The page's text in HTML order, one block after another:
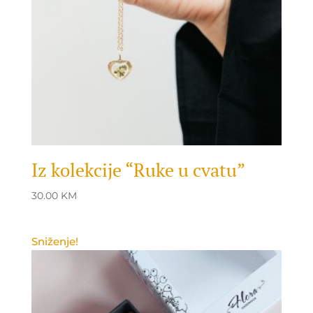
Iz kolekcije “Ruke u cvatu”
30.00 KM
Sniženje!